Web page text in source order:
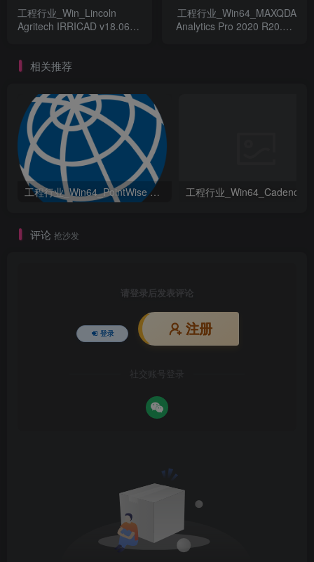
工程行业_Win_Lincoln
Agritech IRRICAD v18.06
工程行业_Win64_MAXQDA
Analytics Pro 2020 R20.4.0
相关推荐
工程行业_Win64_PointWise 18.6 R2 x64资源下载地址_百度网盘迅雷BT
评论 抢沙发
请登录后发表评论
登录 注册
社交账号登录